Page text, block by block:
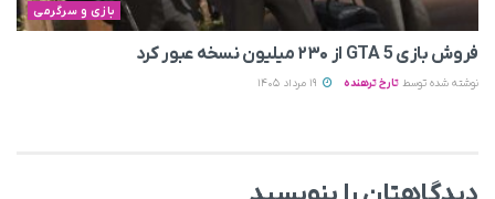
بازی و سرگرمی
فروش بازی GTA 5 از ۲۳۰ میلیون نسخه عبور کرد
نوشته شده توسط تارخ ترهنده